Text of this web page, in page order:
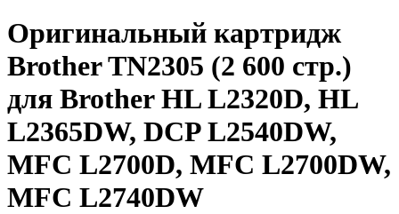
Оригинальный картридж
Brother TN2305 (2 600 стр.)
для Brother HL L2320D, HL
L2365DW, DCP L2540DW,
MFC L2700D, MFC L2700DW,
MFC L2740DW